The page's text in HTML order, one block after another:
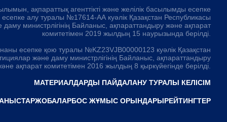
ақпараттық агенттікті және желілік басылымды есепке
алу туралы №17614-АА куәлік Қазақстан Республикасы
министрлігінің Байланыс, ақпараттандыру және ақпарат
комитетімен 2019 жылдың 15 наурызында берілді.
есепке қою туралы №KZ23VJB00000123 куәлік Қазақстан
және даму министрлігінің Байланыс, ақпараттандыру
ақпарат комитетімен 2016 жылдың 8 қыркүйегінде берілді.
МАТЕРИАЛДАРДЫ ПАЙДАЛАНУ ТУРАЛЫ КЕЛІСІМ
ЖОБАЛАРБОС ЖҰМЫС ОРЫНДАРЫРЕЙТИНГТЕР